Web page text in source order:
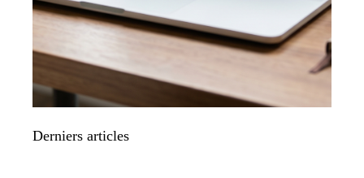
Derniers articles